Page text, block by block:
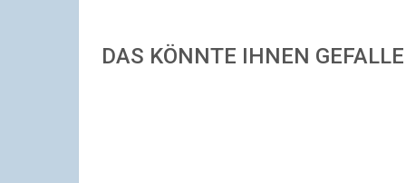
DAS KÖNNTE IHNEN